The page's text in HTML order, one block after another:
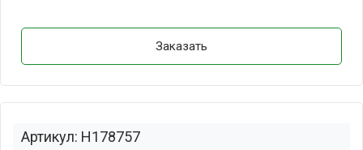
Артикул: H178757
Заказать